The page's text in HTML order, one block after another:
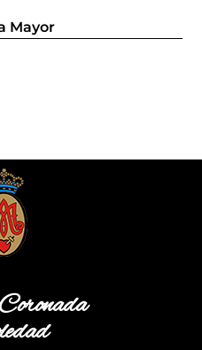
Mayor